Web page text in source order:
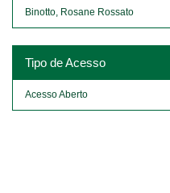
Binotto, Rosane Rossato
Tipo de Acesso
Acesso Aberto